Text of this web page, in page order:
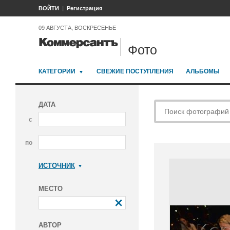
ВОЙТИ Регистрация
09 АВГУСТА, ВОСКРЕСЕНЬЕ
Фото
КАТЕГОРИИ СВЕЖИЕ ПОСТУПЛЕНИЯ АЛЬБОМЫ
ДАТА
с
по
ИСТОЧНИК
МЕСТО
АВТОР